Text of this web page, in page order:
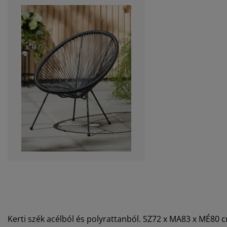
Kerti szék acélból és polyrattanból. SZ72 x MA83 x MÉ80